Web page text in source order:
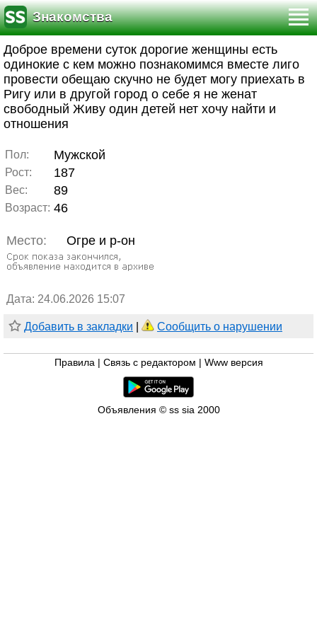
Знакомства
Доброе времени суток дорогие женщины есть
одинокие с кем можно познакомимся вместе лиго
провести обещаю скучно не будет могу приехать в
Ригу или в другой город о себе я не женат
свободный Живу один детей нет хочу найти и
отношения
Пол: Мужской
Рост: 187
Вес: 89
Возраст: 46
Место: Огре и р-он
Дата: 24.06.2026 15:07
Добавить в закладки Сообщить о нарушении
Правила Связь с редактором Www версия
Объявления © ss sia 2000